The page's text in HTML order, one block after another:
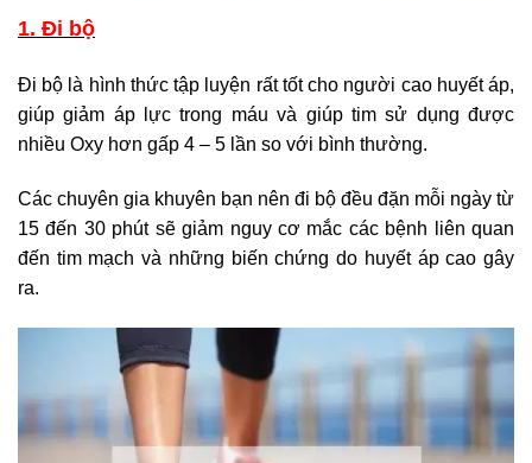
1. Đi bộ
Đi bộ là hình thức tập luyện rất tốt cho người cao huyết áp,
giúp giảm áp lực trong máu và giúp tim sử dụng được
nhiều Oxy hơn gấp 4 – 5 lần so với bình thường.
Các chuyên gia khuyên bạn nên đi bộ đều đặn mỗi ngày từ
15 đến 30 phút sẽ giảm nguy cơ mắc các bệnh liên quan
đến tim mạch và những biến chứng do huyết áp cao gây
ra.